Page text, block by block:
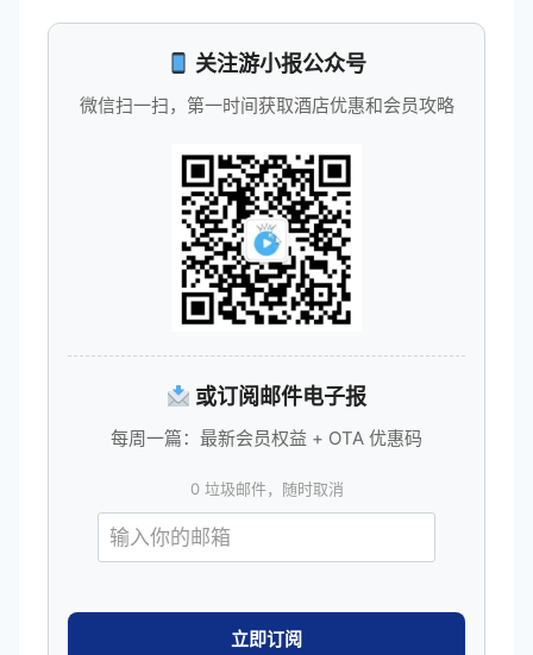
关注游小报公众号
微信扫一扫，第一时间获取酒店优惠和会员攻略
或订阅邮件电子报
每周一篇：最新会员权益 + OTA 优惠码
0 垃圾邮件，随时取消